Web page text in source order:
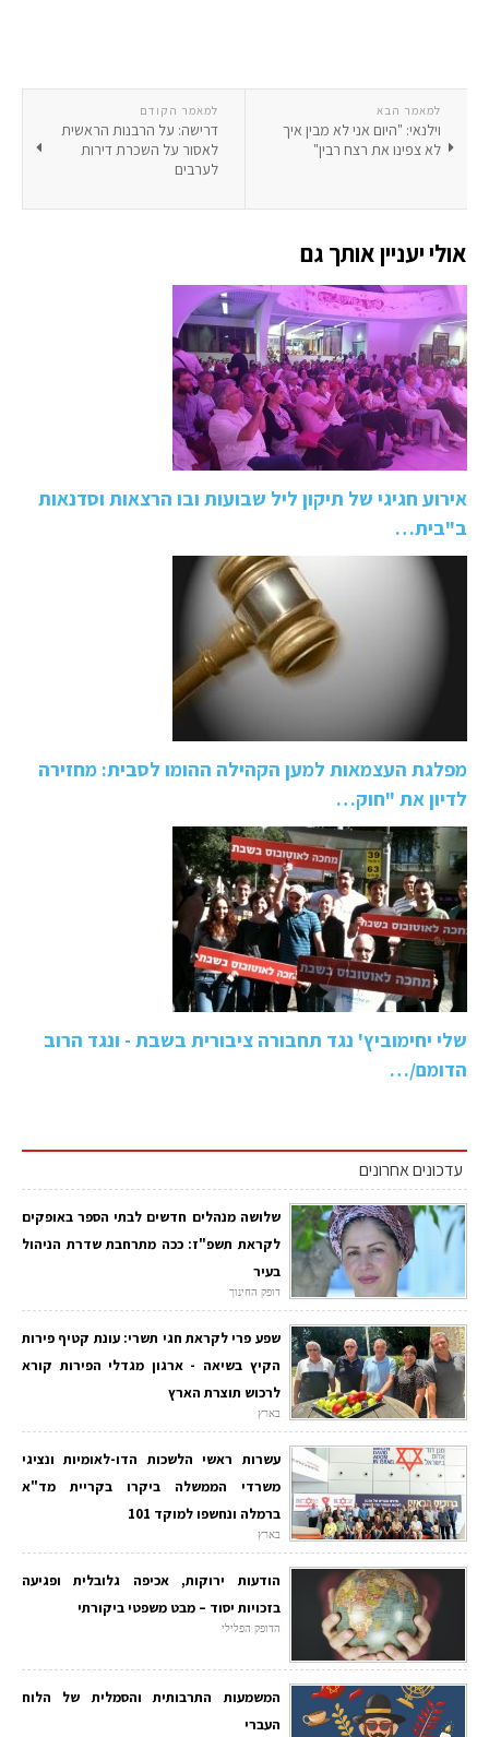
למאמר הקודם
דרישה: על הרבנות הראשית
לאסור על השכרת דירות
לערבים
למאמר הבא
וילנאי: "היום אני לא מבין איך
לא צפינו את רצח רבין"
אולי יעניין אותך גם
אירוע חגיגי של תיקון ליל שבועות ובו הרצאות וסדנאות
ב"בית…
מפלגת העצמאות למען הקהילה ההומו לסבית: מחזירה
לדיון את "חוק…
שלי יחימוביץ' נגד תחבורה ציבורית בשבת - ונגד הרוב
הדומם/…
עדכונים אחרונים
שלושה מנהלים חדשים לבתי הספר באופקים
לקראת תשפ"ז: ככה מתרחבת שדרת הניהול
בעיר
דופק החינוך
שפע פרי לקראת חגי תשרי: עונת קטיף פירות
הקיץ בשיאה - ארגון מגדלי הפירות קורא
לרכוש תוצרת הארץ
בארץ
עשרות ראשי הלשכות הדו-לאומיות ונציגי
משרדי הממשלה ביקרו בקריית מד"א
ברמלה ונחשפו למוקד 101
בארץ
הודעות ירוקות, אכיפה גלובלית ופגיעה
בזכויות יסוד – מבט משפטי ביקורתי
הדופק הפלילי
המשמעות התרבותית והסמלית של הלוח
העברי